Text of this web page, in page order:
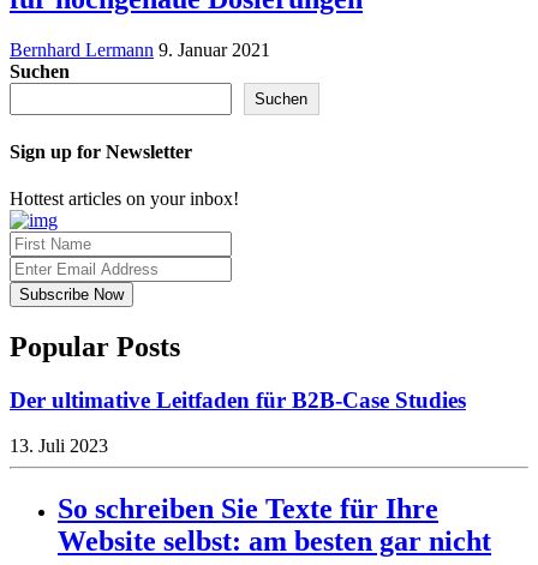
Bernhard Lermann 9. Januar 2021
Suchen
Suchen
Sign up for Newsletter
Hottest articles on your inbox!
Popular Posts
Der ultimative Leitfaden für B2B-Case Studies
13. Juli 2023
So schreiben Sie Texte für Ihre
Website selbst: am besten gar nicht